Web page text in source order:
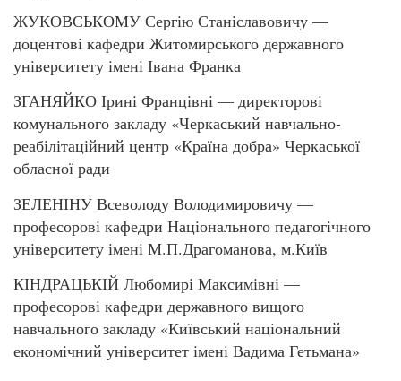
ЖУКОВСЬКОМУ Сергію Станіславовичу —
доцентові кафедри Житомирського державного
університету імені Івана Франка
ЗГАНЯЙКО Ірині Францівні — директорові
комунального закладу «Черкаський навчально-
реабілітаційний центр «Країна добра» Черкаської
обласної ради
ЗЕЛЕНІНУ Всеволоду Володимировичу —
професорові кафедри Національного педагогічного
університету імені М.П.Драгоманова, м.Київ
КІНДРАЦЬКІЙ Любомирі Максимівні —
професорові кафедри державного вищого
навчального закладу «Київський національний
економічний університет імені Вадима Гетьмана»